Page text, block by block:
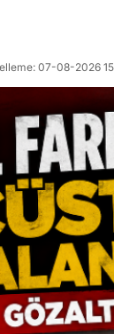
07-08-2026